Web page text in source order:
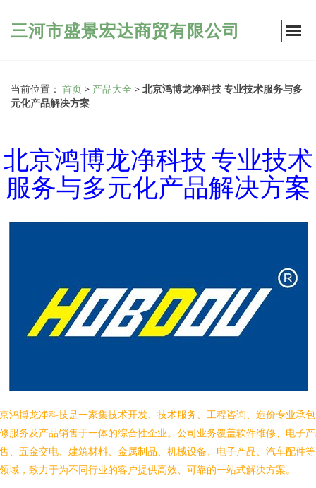
三河市盛景宏达商贸有限公司
当前位置： 首页 > 产品大全 > 北京鸿博龙净科技 专业技术服务与多
元化产品解决方案
北京鸿博龙净科技 专业技术
服务与多元化产品解决方案
鸿博龙净科技是一家集技术开发、技术服务、工程咨询、造价专业承
服务及产品销售于一体的综合性企业。公司业务覆盖软件维修、电子
、五金交电、建筑材料、金属制品、机械设备、电子产品、汽车配件
域，致力于为不同行业的客户提供高效、可靠的一站式解决方案。